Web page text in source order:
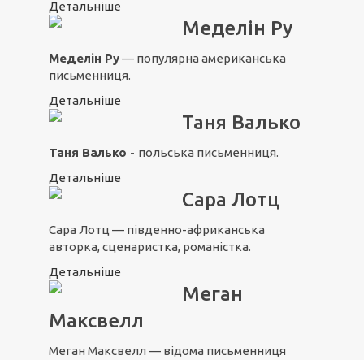
Детальніше
Меделін Ру
Меделін Ру— популярна американська
письменниця.
Детальніше
Таня Валько
Таня Валько - польська письменниця.
Детальніше
Сара Лотц
Сара Лотц — південно-африканська
авторка, сценаристка, романістка.
Детальніше
Меган
Максвелл
Меган Максвелл — відома письменниця